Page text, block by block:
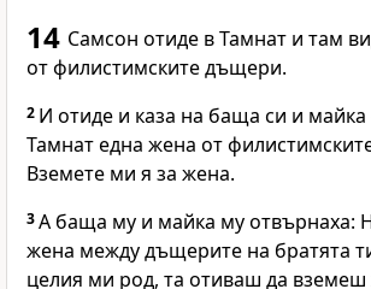
14 Самсон отиде в Тамнат и там
от филистимските дъщери.
2 И отиде и каза на баща си и майка
Тамнат една жена от
Вземете ми я за жена.
3А баща му и майка му отвърнаха:
жена между дъщерите на братята
целия ми род, та отиваш да